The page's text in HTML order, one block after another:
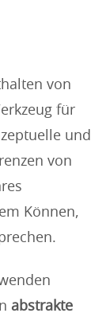
von
für
und
von
Können,
abstrakte